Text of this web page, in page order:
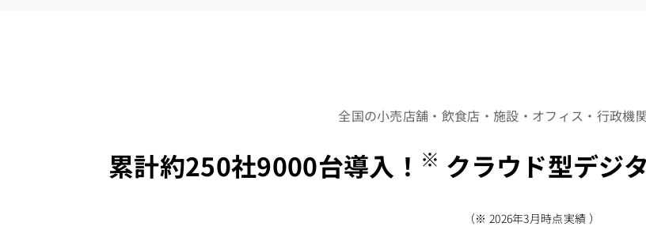
全国の小売店舗・飲食店・施設・オフィス・行政機
累計約250社9000台導入！ ※ クラウド型デジ
（※ 2026年3月時点実績 ）